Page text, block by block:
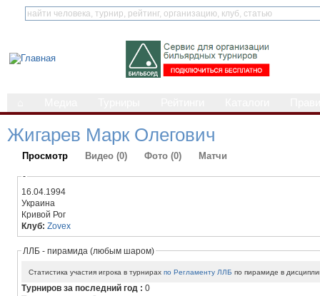
Жигарев Марк Олегович
Просмотр Видео (0) Фото (0) Матчи
-
16.04.1994
Украина
Кривой Рог
Клуб:Zovex
ЛЛБ - пирамида (любым шаром)
Статистика участия игрока в турнирахпо Регламенту ЛЛБ по пирамиде в
Турниров за последний год :0